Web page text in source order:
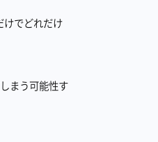
けでどれだけ
まう可能性す